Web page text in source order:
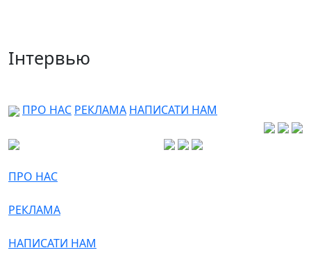
Інтервью
ПРО НАС РЕКЛАМА НАПИСАТИ НАМ
ПРО НАС
РЕКЛАМА
НАПИСАТИ НАМ